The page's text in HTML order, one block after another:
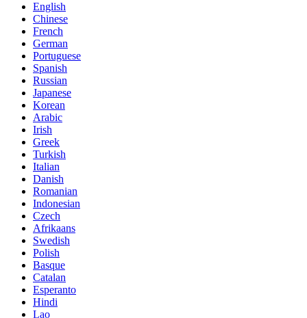
English
Chinese
French
German
Portuguese
Spanish
Russian
Japanese
Korean
Arabic
Irish
Greek
Turkish
Italian
Danish
Romanian
Indonesian
Czech
Afrikaans
Swedish
Polish
Basque
Catalan
Esperanto
Hindi
Lao